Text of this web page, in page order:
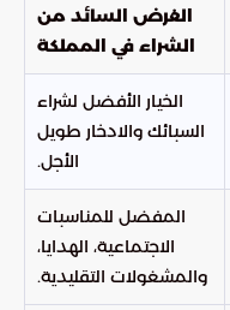
الغرض السائد من
الشراء في المملكة
الخيار الأفضل لشراء
السبائك والادخار طويل
الأجل.
المفضل للمناسبات
الاجتماعية، الهدايا،
والمشغولات التقليدية.